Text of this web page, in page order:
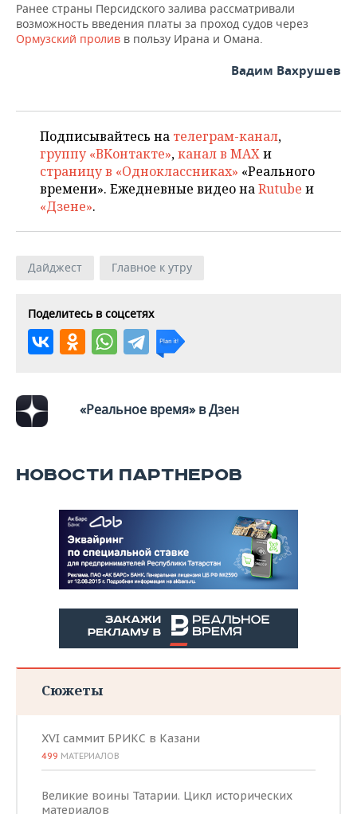
Ранее страны Персидского залива рассматривали
возможность введения платы за проход судов через
Ормузский пролив в пользу Ирана и Омана.
Вадим Вахрушев
Подписывайтесь на телеграм-канал,
группу «ВКонтакте»,канал в MAXи
страницу в «Одноклассниках» «Реального
времени». Ежедневные видео наRutube и
«Дзене».
Дайджест Главное к утру
Поделитесь в соцсетях
«Реальное время» в Дзен
НОВОСТИ ПАРТНЕРОВ
Сюжеты
XVI саммит БРИКС в Казани
499 МАТЕРИАЛОВ
Великие воины Татарии. Цикл исторических
материалов